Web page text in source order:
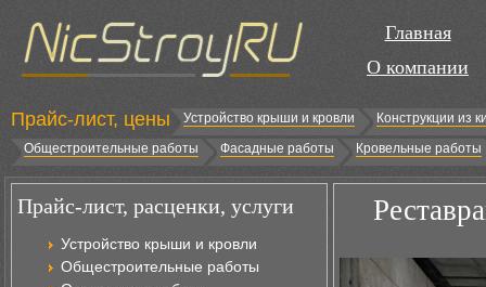
Главная
О компании
Прайс-лист, цены Устройство крыши и кровли
Конструкции из
Общестроительные работы
Фасадные работы Кровельные работы
Прайс-лист, расценки, услуги
Устройство крыши и кровли
Общестроительные работы